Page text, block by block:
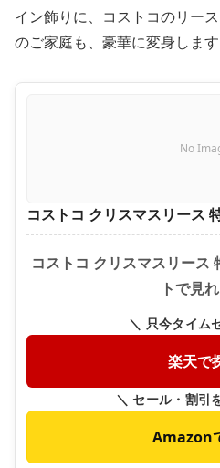
イン飾りに、コストコのリー
のご家庭も、豪華に変身します
No
コストコ クリスマスリース
コストコ クリスマスリース
トで見
＼ 只今タイム
楽天で
＼ セール・割引
Amazon